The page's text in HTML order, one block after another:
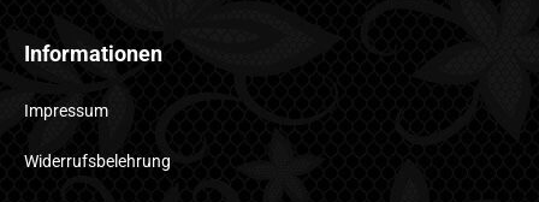
Informationen
Impressum
Widerrufsbelehrung